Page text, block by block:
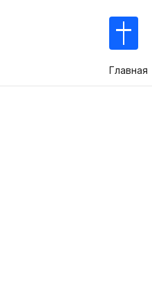
Главная